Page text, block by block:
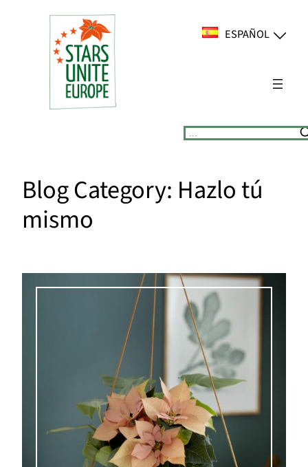
ESPAÑOL
Suchen
Blog Category: Hazlo tú
mismo